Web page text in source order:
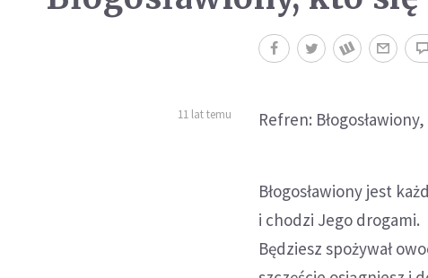
11 lat temu Refren:
Błogosławiony jest
i chodzi Jego drogami.
Będziesz spożywał